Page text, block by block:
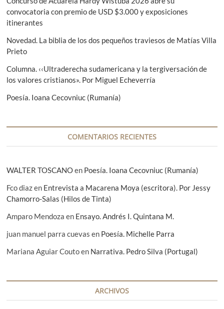
e
e
n
t
r
a
d
s
n
t
e
:
convocatoria con premio de USD $3.000 y exposiciones
itinerantes
Novedad. La biblia de los dos pequeños traviesos de Matías Villa
Prieto
Columna. ‹‹Ultraderecha sudamericana y la tergiversación de
los valores cristianos». Por Miguel Echeverría
Poesía. Ioana Cecovniuc (Rumanía)
COMENTARIOS RECIENTES
WALTER TOSCANOen Poesía. Ioana Cecovniuc (Rumanía)
Fco diazen Entrevista a Macarena Moya (escritora). Por Jessy
Chamorro-Salas (Hilos de Tinta)
Amparo Mendoza en Ensayo. Andrés I. Quintana M.
juan manuel parra cuevas en Poesía. Michelle Parra
Mariana Aguiar Coutoen Narrativa. Pedro Silva (Portugal)
ARCHIVOS